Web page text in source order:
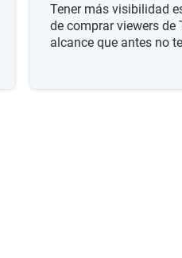
Tener más visibilidad
de comprar viewers de
alcance que antes no